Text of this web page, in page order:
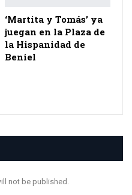
‘Martita y Tomás’ ya
juegan en la Plaza de
la Hispanidad de
Beniel
not be published.